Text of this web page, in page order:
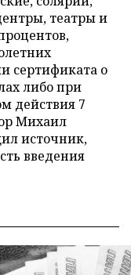
театры и
сертификата о
либо при
действия 7
Михаил
источник,
введения